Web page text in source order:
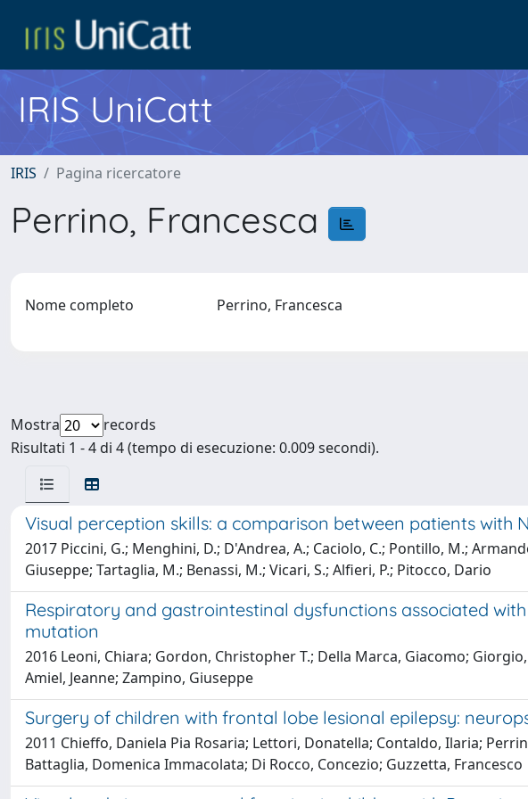
IRIS UniCatt
IRIS Pagina ricercatore
Perrino, Francesca
Nome completo Perrino, Francesca
Mostra
records
Risultati 1 - 4 di 4 (tempo di esecuzione: 0.009 secondi).
Visual perception skills: a comparison between patients with
2017 Piccini, G.; Menghini, D.; D'Andrea, A.; Caciolo, C.; Pontillo, M.;
Giuseppe; Tartaglia, M.; Benassi, M.; Vicari, S.; Alfieri, P.; Pitocco, Dario
Respiratory and gastrointestinal dysfunctions associated
mutation
2016 Leoni, Chiara; Gordon, Christopher T.; Della Marca, Giacomo;
Amiel, Jeanne; Zampino, Giuseppe
Surgery of children with frontal lobe lesional epilepsy:
2011 Chieffo, Daniela Pia Rosaria; Lettori, Donatella; Contaldo, Ilaria;
Battaglia, Domenica Immacolata; Di Rocco, Concezio; Guzzetta, Francesco